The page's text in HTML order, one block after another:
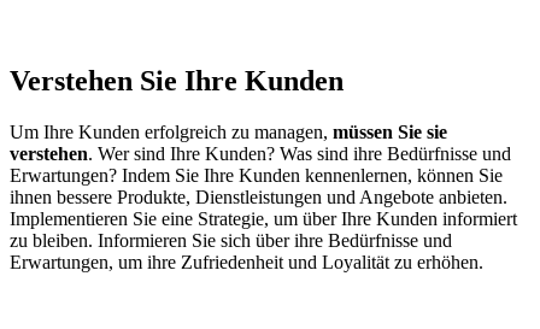
Verstehen Sie Ihre Kunden
Um Ihre Kunden erfolgreich zu managen, müssen Sie sie
verstehen. Wer sind Ihre Kunden? Was sind ihre Bedürfnisse und
Erwartungen? Indem Sie Ihre Kunden kennenlernen, können Sie
ihnen bessere Produkte, Dienstleistungen und Angebote anbieten.
Implementieren Sie eine Strategie, um über Ihre Kunden informiert
zu bleiben. Informieren Sie sich über ihre Bedürfnisse und
Erwartungen, um ihre Zufriedenheit und Loyalität zu erhöhen.